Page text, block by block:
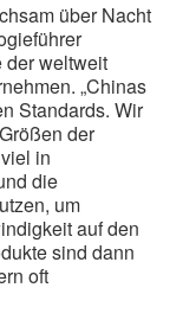
über Nacht
der weltweit
„Chinas
Standards. Wir
der
in
die
um
auf den
sind dann
oft